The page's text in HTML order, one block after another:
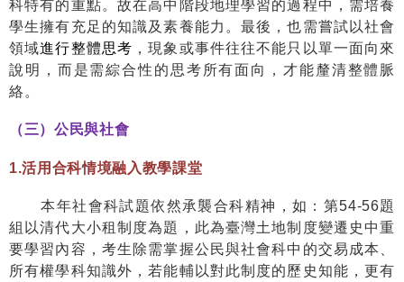
科特有的重點。故在高中階段地理學習的過程中，需培養
學生擁有充足的知識及素養能力。最後，也需嘗試以社會
領域進行整體思考 ，現象或事件往往不能只以單一面向來
說明，而是需綜合性的思考所有面向，才能釐清整體脈
絡。
（三）公民與社會
1.活用合科情境融入教學課堂
本年社會科試題依然承襲合科精神，如：第54-56題
組以清代大小租制度為題，此為臺灣土地制度變遷史中重
要學習內容，考生除需掌握公民與社會科中的交易成本、
所有權學科知識外，若能輔以對此制度的歷史知能，更有